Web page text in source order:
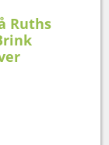
Ruths